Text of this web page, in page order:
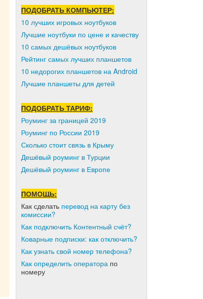
ПОДОБРАТЬ КОМПЬЮТЕР:
10 лучших игровых ноутбуков
Лучшие ноутбуки по цене и качеству
10 самых дешёвых ноутбуков
Рейтинг самых лучших планшетов
10 недорогих планшетов на Android
Лучшие планшеты для детей
ПОДОБРАТЬ ТАРИФ:
Роуминг за границей 2019
Роуминг по России 2019
Сколько стоит связь в Крыму
Дешёвый роуминг в Турции
Дешёвый роуминг в Европе
ПОМОЩЬ:
Как сделать перевод на карту без
комиссии?
Как подключить Контентный счёт?
Коварные подписки: как отключить?
Как узнать свой номер телефона?
Как определить оператора по
номеру